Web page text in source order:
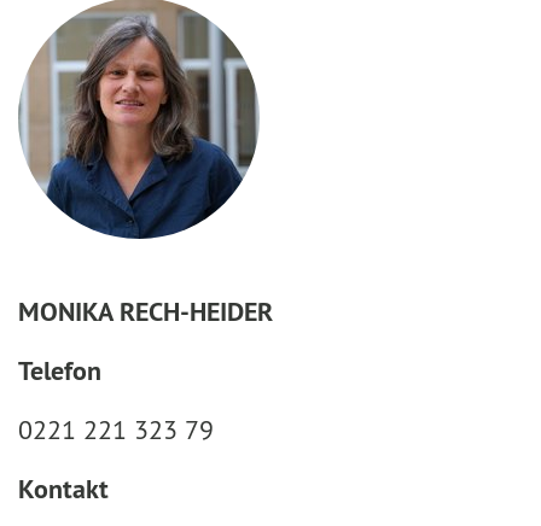
MONIKA RECH-HEIDER
Telefon
0221 221 323 79
Kontakt